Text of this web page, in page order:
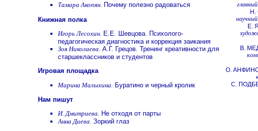
Тамара Акопян. Почему полезно радоваться
Книжная полка
Игорь Лесохин. Е.Е. Шевцова. Психолого-
педагогическая диагностика и коррекция заикания
Зоя Николаева. А.Г. Грецов. Тренинг креативности для
старшеклассников и студентов
Игровая площадка
Марина Малыхина. Буратино и черный кролик
Нам пишут
И. Дмитриева. Не отходя от парты
Анна Диева. Зоркий глаз
Н.
Е.
В.
О.
С.